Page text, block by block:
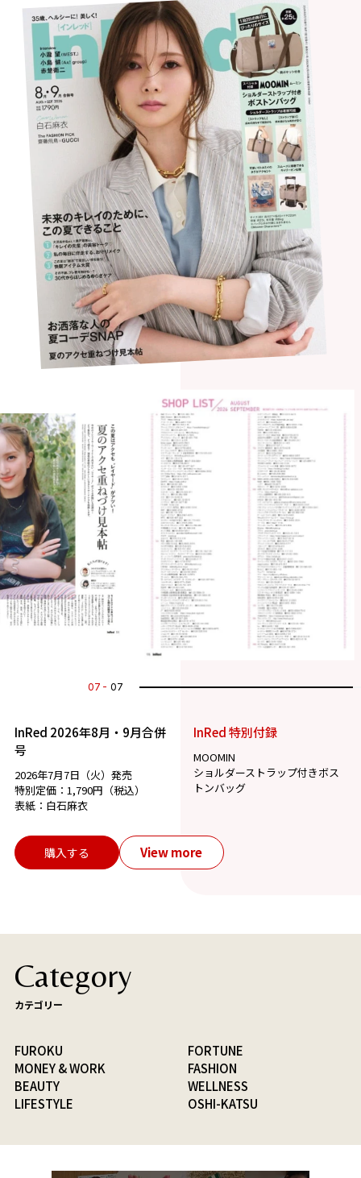
07 07
InRed 2026年8月・9月合併
号
2026年7月7日（火）発売
特別定価：1,790円（税込）
表紙：白石麻衣
InRed 特別付録
MOOMIN
ショルダーストラップ付きボス
トンバッグ
購入する View more
Category
カテゴリー
FUROKU
FORTUNE
MONEY & WORK
FASHION
BEAUTY
WELLNESS
LIFESTYLE
OSHI-KATSU